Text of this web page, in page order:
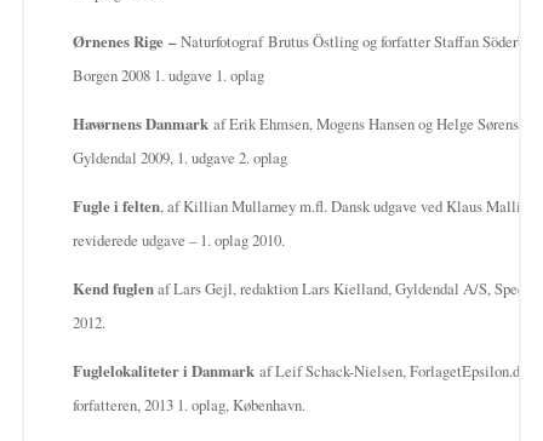
Ørnenes Rige –Naturfotograf Brutus Östling og forfatter Staffan
Borgen 2008 1. udgave 1. oplag
Havørnens Danmark af Erik Ehmsen, Mogens Hansen og Helge Sørensen,
Gyldendal 2009, 1. udgave 2. oplag
Fugle i felten, af Killian Mullarney m.fl. Dansk udgave ved Klaus Malling
reviderede udgave – 1. oplag 2010.
Kend fuglenaf Lars Gejl, redaktion Lars Kielland, Gyldendal A/S,
2012.
Fuglelokaliteter i Danmark af Leif Schack-Nielsen, ForlagetEpsilon.dk
forfatteren, 2013 1. oplag, København.